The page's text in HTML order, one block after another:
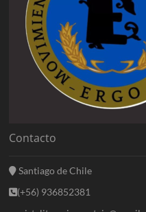
Contacto
Santiago de Chile
(+56) 936852381